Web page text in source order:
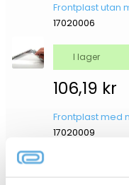
Frontplast utan
17020006
106,19 kr
I lager
Frontplast med
17020009